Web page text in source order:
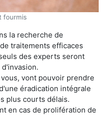
fourmis
la recherche de
traitements efficaces
des experts seront
vont pouvoir prendre
éradication intégrale
plus courts délais.
en cas de prolifération de